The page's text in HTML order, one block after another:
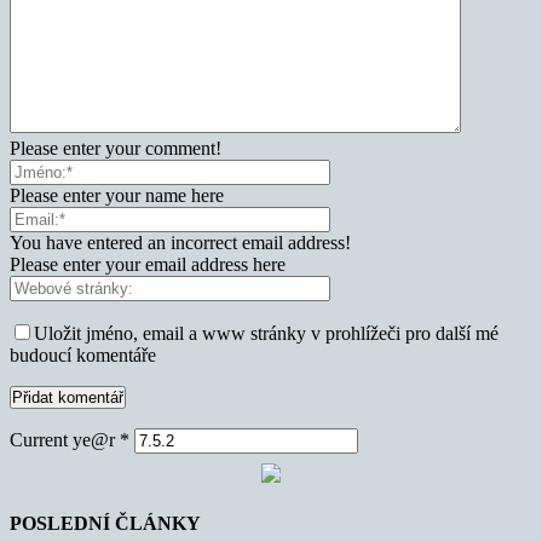
Please enter your comment!
Please enter your name here
You have entered an incorrect email address!
Please enter your email address here
Uložit jméno, email a www stránky v prohlížeči pro další mé
budoucí komentáře
Current ye@r *
POSLEDNÍ ČLÁNKY